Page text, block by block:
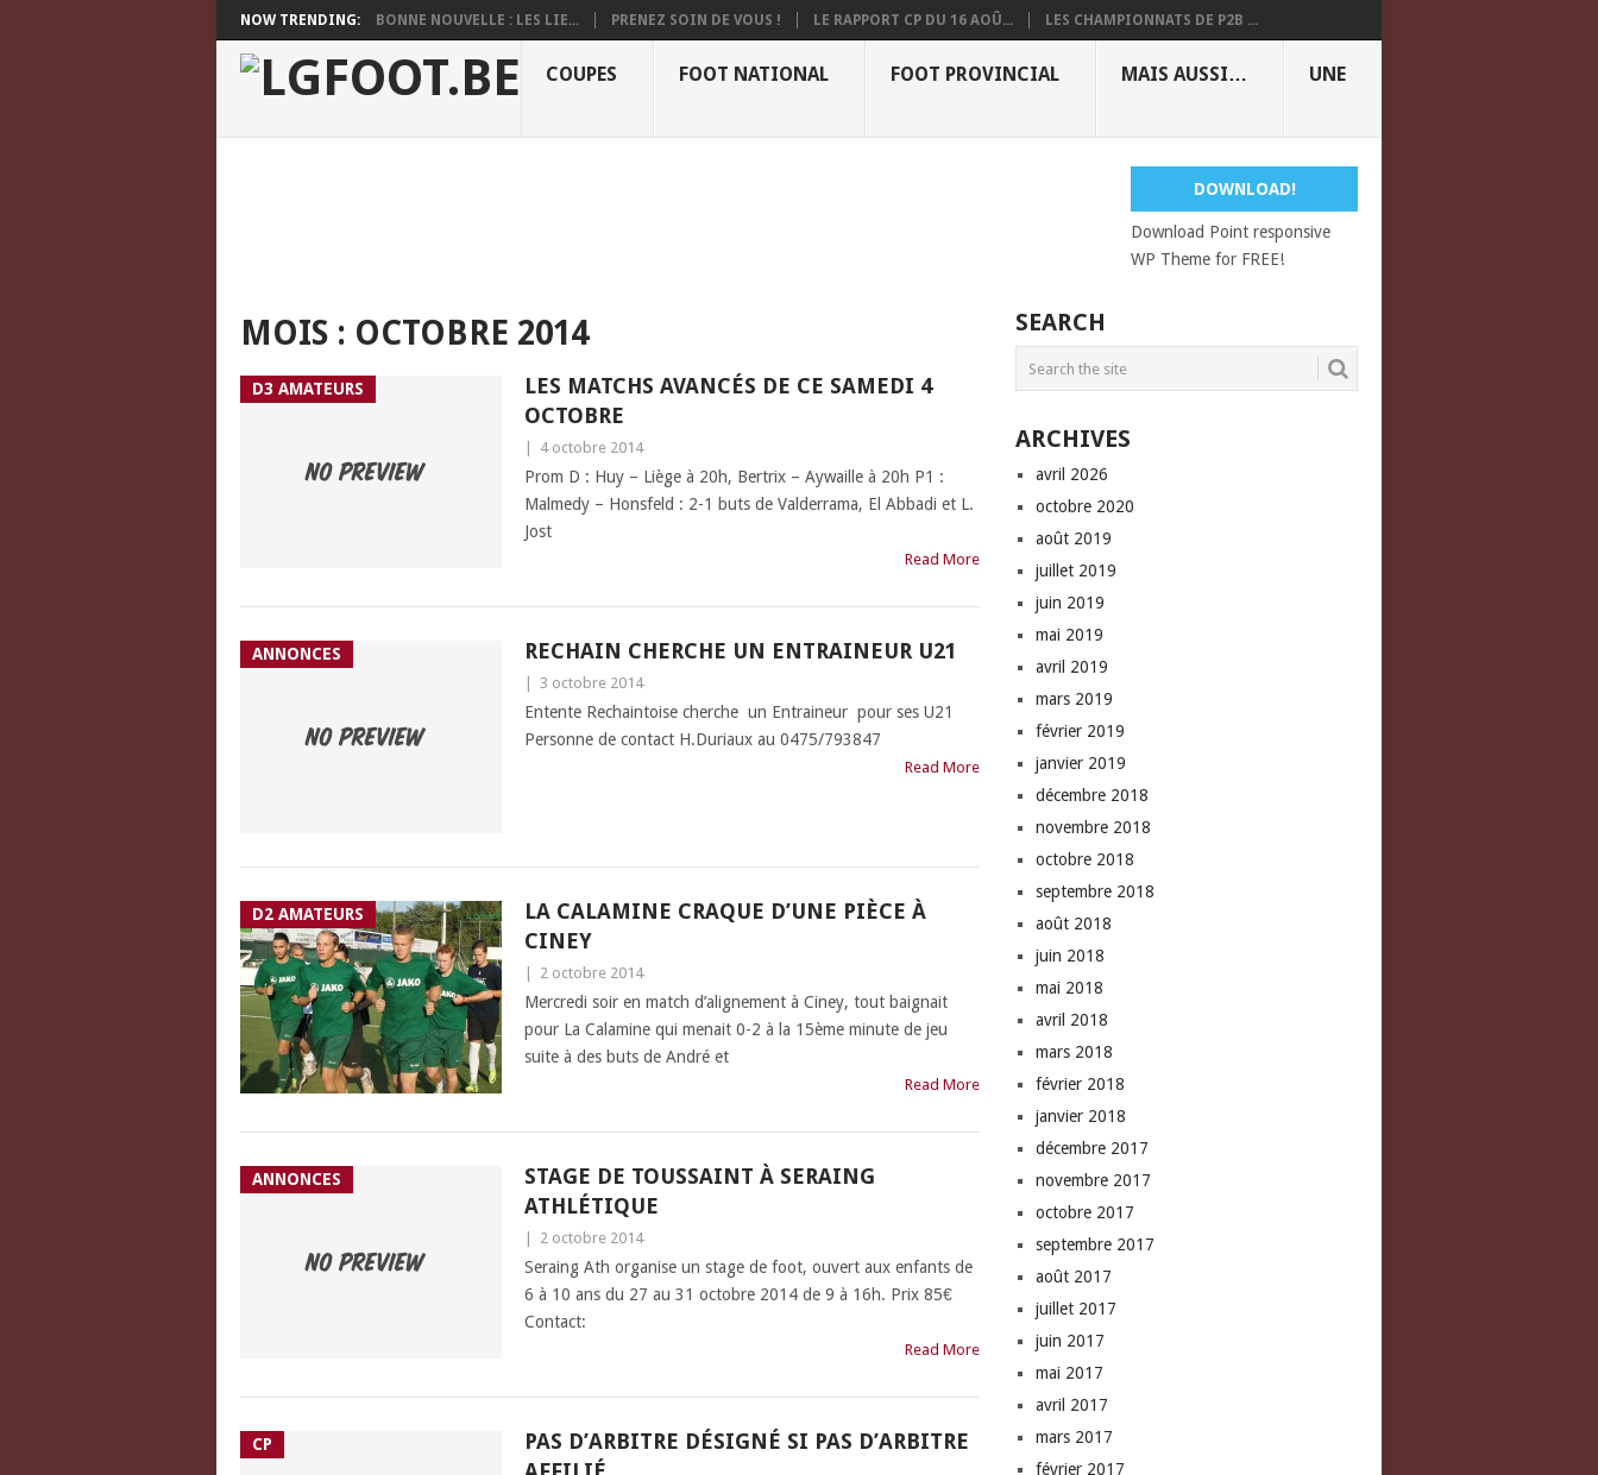
NOW TRENDING: BONNE NOUVELLE : LES LIE... PRENEZ SOIN DE VOUS ! LE RAPPORT CP DU 16 AOÛ... LES CHAMPIONNATS DE P2B ...
COUPES FOOT NATIONAL FOOT PROVINCIAL MAIS AUSSI… UNE
DOWNLOAD!
Download Point responsive
WP Theme for FREE!
MOIS : OCTOBRE 2014
D3 AMATEURS
LES MATCHS AVANCÉS DE CE SAMEDI 4
OCTOBRE
4 octobre 2014
Prom D : Huy – Liège à 20h, Bertrix – Aywaille à 20h P1 :
Malmedy – Honsfeld : 2-1 buts de Valderrama, El Abbadi et L.
Jost
Read More
ANNONCES RECHAIN CHERCHE UN ENTRAINEUR U21
3 octobre 2014
Entente Rechaintoise cherche un Entraineur pour ses U21
Personne de contact H.Duriaux au 0475/793847
Read More
D2 AMATEURS
LA CALAMINE CRAQUE D’UNE PIÈCE À
CINEY
2 octobre 2014
Mercredi soir en match d’alignement à Ciney, tout baignait
pour La Calamine qui menait 0-2 à la 15ème minute de jeu
suite à des buts de André et
Read More
ANNONCES
STAGE DE TOUSSAINT À SERAING
ATHLÉTIQUE
2 octobre 2014
Seraing Ath organise un stage de foot, ouvert aux enfants de
6 à 10 ans du 27 au 31 octobre 2014 de 9 à 16h. Prix 85€
Contact:
Read More
CP
PAS D’ARBITRE DÉSIGNÉ SI PAS D’ARBITRE
SEARCH
ARCHIVES
avril 2026
octobre 2020
août 2019
juillet 2019
juin 2019
mai 2019
avril 2019
mars 2019
février 2019
janvier 2019
décembre 2018
novembre 2018
octobre 2018
septembre 2018
août 2018
juin 2018
mai 2018
avril 2018
mars 2018
février 2018
janvier 2018
décembre 2017
novembre 2017
octobre 2017
septembre 2017
août 2017
juillet 2017
juin 2017
mai 2017
avril 2017
mars 2017
février 2017